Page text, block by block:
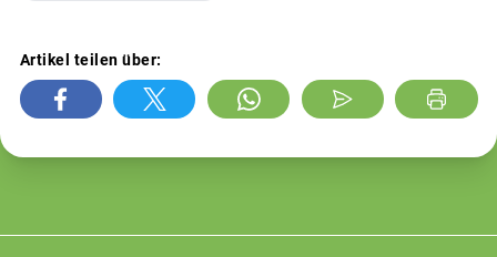
Artikel teilen über: